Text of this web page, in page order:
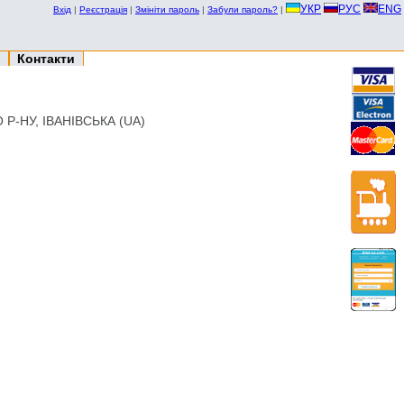
Вхід | Реєстрація | Змініти пароль | Забули пароль? | УКР РУС ENG
Контакти
НУ, ІВАНІВСЬКА (UA)